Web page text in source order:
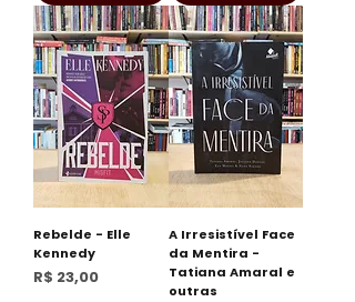
Rebelde - Elle
Kennedy
Preço
R$ 23,00
A Irresistível Face
da Mentira -
Tatiana Amaral e
outras